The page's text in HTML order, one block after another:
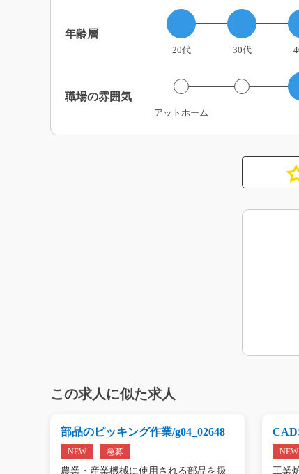
年齢層
20代 30代
職場の雰囲気
アットホーム
この求人に似た求人
部品のピッキング作業/g04_02648
NEW 急募
農業・産業機械に使用される部品を扱
CAD
NEW
工業